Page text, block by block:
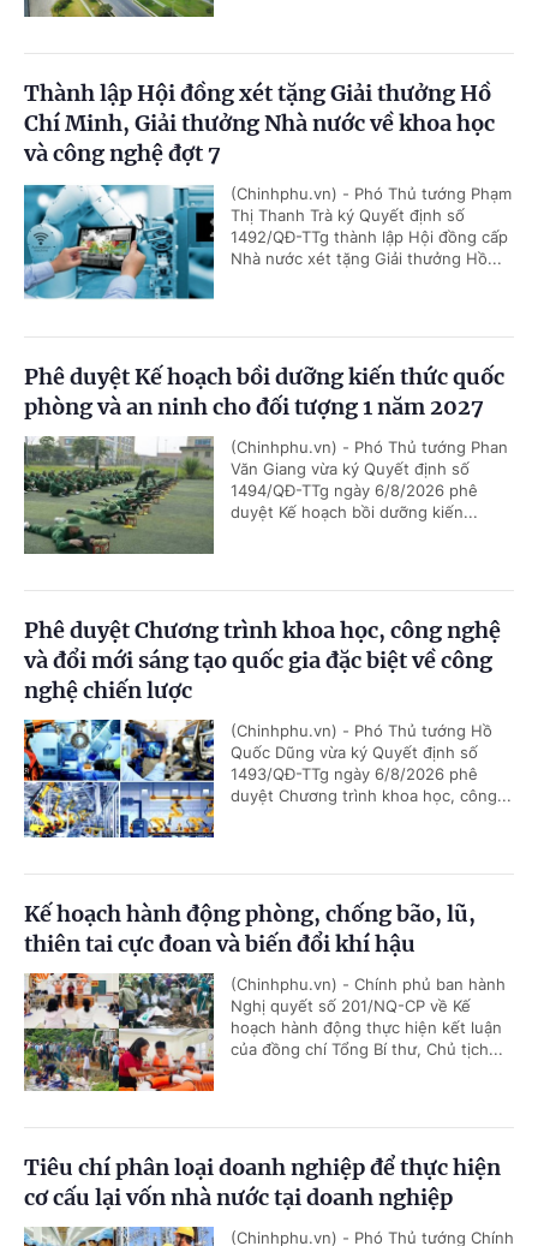
Thành lập Hội đồng xét tặng Giải thưởng Hồ
Chí Minh, Giải thưởng Nhà nước về khoa học
và công nghệ đợt 7
(Chinhphu.vn) - Phó Thủ tướng Phạm
Thị Thanh Trà ký Quyết định số
1492/QĐ-TTg thành lập Hội đồng cấp
Nhà nước xét tặng Giải thưởng Hồ...
Phê duyệt Kế hoạch bồi dưỡng kiến thức quốc
phòng và an ninh cho đối tượng 1 năm 2027
(Chinhphu.vn) - Phó Thủ tướng Phan
Văn Giang vừa ký Quyết định số
1494/QĐ-TTg ngày 6/8/2026 phê
duyệt Kế hoạch bồi dưỡng kiến...
Phê duyệt Chương trình khoa học, công nghệ
và đổi mới sáng tạo quốc gia đặc biệt về công
nghệ chiến lược
(Chinhphu.vn) - Phó Thủ tướng Hồ
Quốc Dũng vừa ký Quyết định số
1493/QĐ-TTg ngày 6/8/2026 phê
duyệt Chương trình khoa học, công...
Kế hoạch hành động phòng, chống bão, lũ,
thiên tai cực đoan và biến đổi khí hậu
(Chinhphu.vn) - Chính phủ ban hành
Nghị quyết số 201/NQ-CP về Kế
hoạch hành động thực hiện kết luận
của đồng chí Tổng Bí thư, Chủ tịch...
Tiêu chí phân loại doanh nghiệp để thực hiện
cơ cấu lại vốn nhà nước tại doanh nghiệp
(Chinhphu.vn) - Phó Thủ tướng Chính